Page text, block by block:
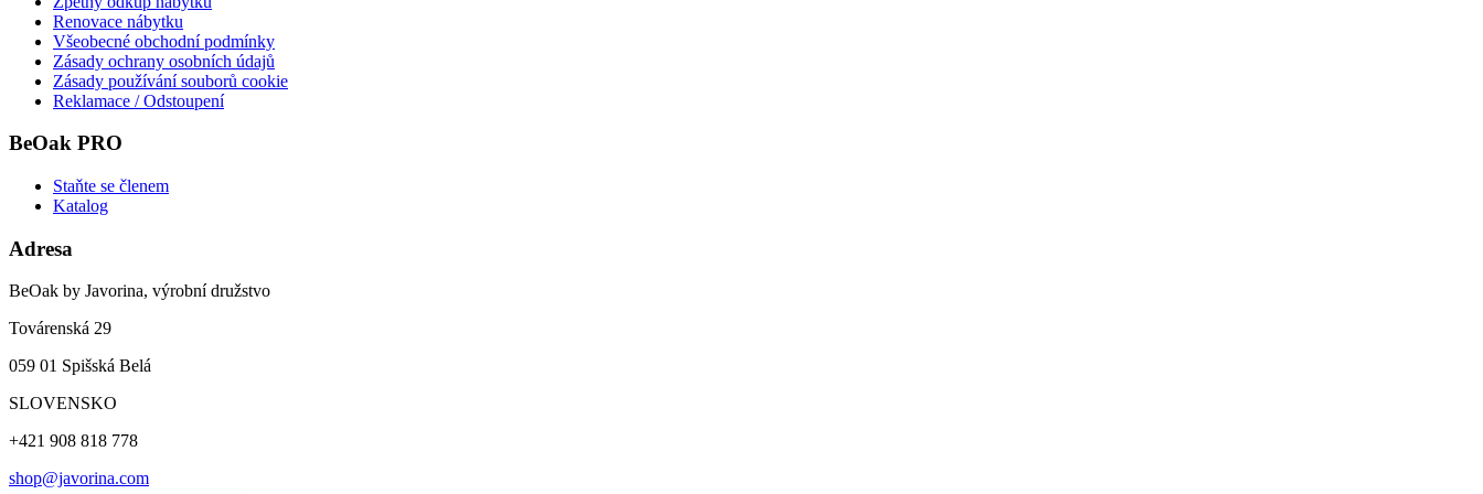
Renovace nábytku
Všeobecné obchodní podmínky
Zásady ochrany osobních údajů
Zásady používání souborů cookie
Reklamace / Odstoupení
BeOak PRO
Staňte se členem
Katalog
Adresa
BeOak by Javorina, výrobní družstvo
Továrenská 29
059 01 Spišská Belá
SLOVENSKO
+421 908 818 778
shop@javorina.com